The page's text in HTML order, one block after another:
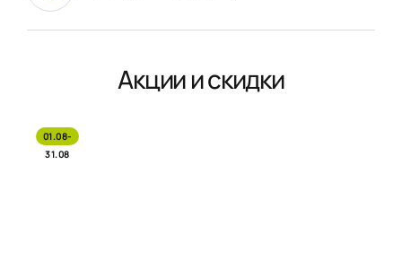
Акции и скидки
01.08-
31.08